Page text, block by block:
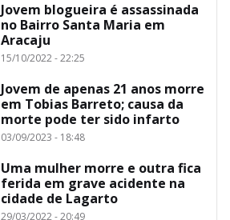
Jovem blogueira é assassinada
no Bairro Santa Maria em
Aracaju
15/10/2022 - 22:25
Jovem de apenas 21 anos morre
em Tobias Barreto; causa da
morte pode ter sido infarto
03/09/2023 - 18:48
Uma mulher morre e outra fica
ferida em grave acidente na
cidade de Lagarto
29/03/2022 - 20:49